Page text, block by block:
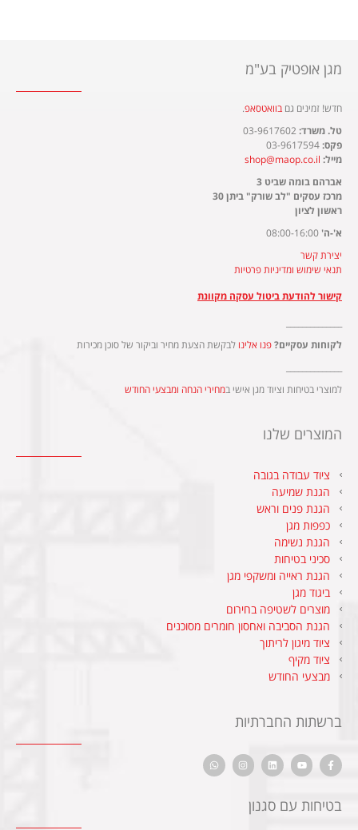
מגן אופטיק בע"מ
חדש! זמינים גם בוואטסאפ.​
טל. משרד:03-9617602
פקס:
מייל: shop@maop.co.il
אברהם בומה שביט 3
מרכז עסקים "לב שורק" ביתן 30
ראשון לציון
א'-ה' 08:00-16:00
יצירת קשר
תנאי שימוש ומדיניות פרטיות
קישור להודעת ביטול עסקה מקוונת
לקוחות עסקיים?פנו אלינו לבקשת הצעת מחיר וביקור של סוכן מכירות
למוצרי בטיחות וציוד מגן אישי במחירי הנחה ומבצעי החודש
המוצרים שלנו
ציוד עבודה בגובה
הגנת שמיעה
הגנת פנים וראש
כפפות מגן
הגנת נשימה
סכיני בטיחות
הגנת ראייה ומשקפי מגן
ביגוד מגן
מוצרים לשטיפה בחירום
הגנת הסביבה ואחסון חומרים מסוכנים
ציוד מיגון לריתוך
ציוד מקיף
מבצעי החודש
ברשתות החברתיות
בטיחות עם סגנון